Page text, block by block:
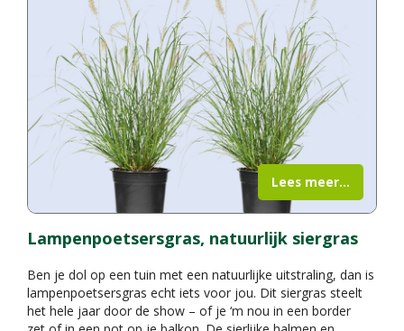
Lampenpoetsersgras, natuurlijk siergras
Ben je dol op een tuin met een natuurlijke uitstraling, dan is
lampenpoetsersgras echt iets voor jou. Dit siergras steelt
het hele jaar door de show – of je ‘m nou in een border
Lees meer...